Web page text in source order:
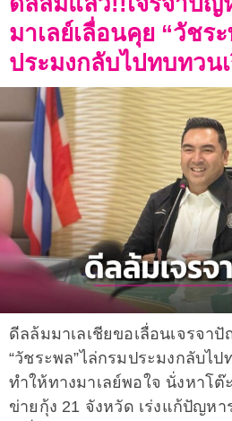
มาเลย์เลื่อนคุย “วัชร
ประมงกลับไปทบทวน
ดีลล้มมาเลเชียขอเลื่อนเจรจา
“วัชระพล”ไล่กรมประมงกลับไ
ทำให้ทางมาเลย์พอใจ นั่งหาโต๊
ข่ายกุ้ง 21 จังหวัด เร่งแก้ปัญห